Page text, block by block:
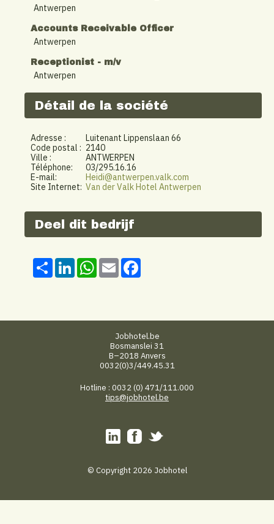
Antwerpen
Accounts Receivable Officer
Antwerpen
Receptionist - m/v
Antwerpen
Détail de la société
Adresse :
Luitenant Lippenslaan 66
Code postal : 2140
Ville :
ANTWERPEN
Téléphone:
03/295.16.16
E-mail:
Heidi@antwerpen.valk.com
Site Internet: Van der Valk Hotel Antwerpen
Deel dit bedrijf
Share LinkedInWhatsApp
Email
Jobhotel.be
Bosmanslei 31
B–2018 Anvers
0032(0)3/449.45.31
Hotline : 0032 (0) 471/111.000
tips@jobhotel.be
© Copyright 2026 Jobhotel